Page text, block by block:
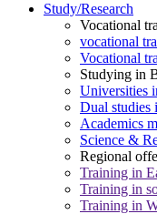
Study/Research
Vocational
vocational
Vocational
Studying in
Universities
Dual studies
Academics
Science &
Regional
Training in
Training in
Training in